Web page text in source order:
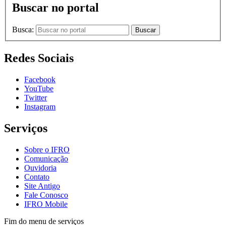
Buscar no portal
Busca: Buscar
Redes Sociais
Facebook
YouTube
Twitter
Instagram
Serviços
Sobre o IFRO
Comunicação
Ouvidoria
Contato
Site Antigo
Fale Conosco
IFRO Mobile
Fim do menu de serviços